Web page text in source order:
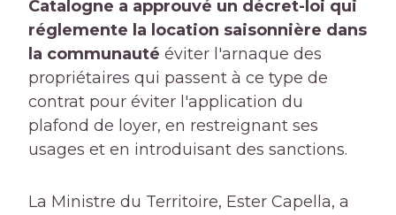
Catalogne a approuvé un décret-loi qui
réglemente la location saisonnière dans
la communauté éviter l'arnaque des
propriétaires qui passent à ce type de
contrat pour éviter l'application du
plafond de loyer, en restreignant ses
usages et en introduisant des sanctions.
La Ministre du Territoire, Ester Capella, a